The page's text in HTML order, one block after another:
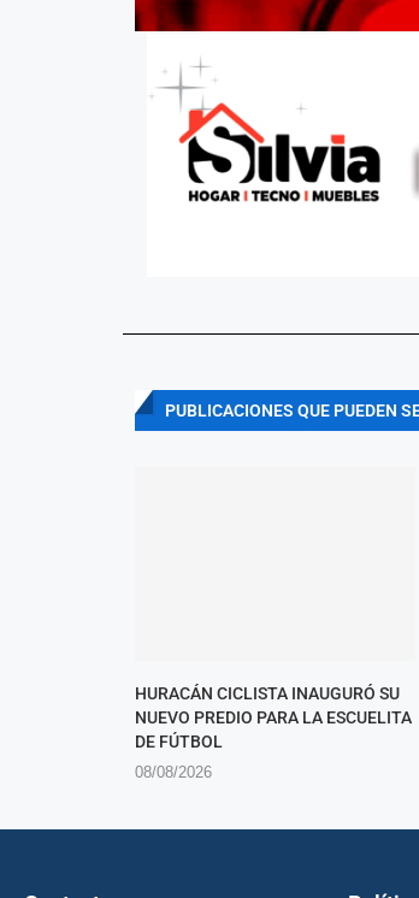
PUBLICACIONES QUE PUEDEN
HURACÁN CICLISTA INAUGURÓ SU
NUEVO PREDIO PARA LA ESCUELITA
DE FÚTBOL
08/08/2026